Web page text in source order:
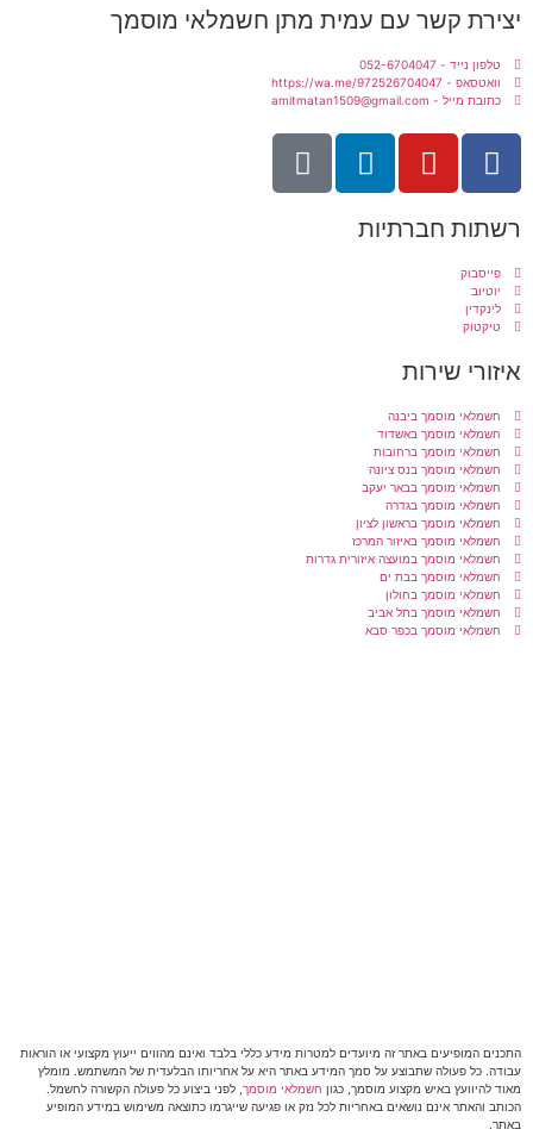
יצירת קשר עם עמית מתן חשמלאי מוסמך
טלפון נייד - 052-6704047
וואטסאפ - https://wa.me/972526704047
כתובת מייל - amitmatan1509@gmail.com
רשתות חברתיות
פייסבוק
יוטיוב
לינקדין
טיקטוק
איזורי שירות
חשמלאי מוסמך ביבנה
חשמלאי מוסמך באשדוד
חשמלאי מוסמך ברחובות
חשמלאי מוסמך בנס ציונה
חשמלאי מוסמך בבאר יעקב
חשמלאי מוסמך בגדרה
חשמלאי מוסמך בראשון לציון
חשמלאי מוסמך באיזור המרכז
חשמלאי מוסמך במועצה איזורית גדרות
חשמלאי מוסמך בבת ים
חשמלאי מוסמך בחולון
חשמלאי מוסמך בתל אביב
חשמלאי מוסמך בכפר סבא
התכנים המופיעים באתר זה מיועדים למטרות מידע כללי בלבד ואינם מהווים ייעוץ מקצועי או הוראות
עבודה. כל פעולה שתבוצע על סמך המידע באתר היא על אחריותו הבלעדית של המשתמש. מומלץ
מאוד להיוועץ באיש מקצוע מוסמך, כגון חשמלאי מוסמך , לפני ביצוע כל פעולה הקשורה לחשמל.
הכותב והאתר אינם נושאים באחריות לכל נזק או פגיעה שייגרמו כתוצאה משימוש במידע המופיע
באתר.